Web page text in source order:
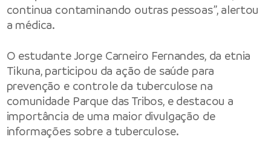
continua contaminando outras pessoas”, alertou
a médica.
O estudante Jorge Carneiro Fernandes, da etnia
Tikuna, participou da ação de saúde para
prevenção e controle da tuberculose na
comunidade Parque das Tribos, e destacou a
importância de uma maior divulgação de
informações sobre a tuberculose.